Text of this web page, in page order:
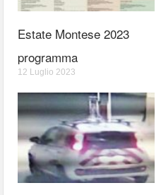
Estate Montese 2023
programma
12 Luglio 2023